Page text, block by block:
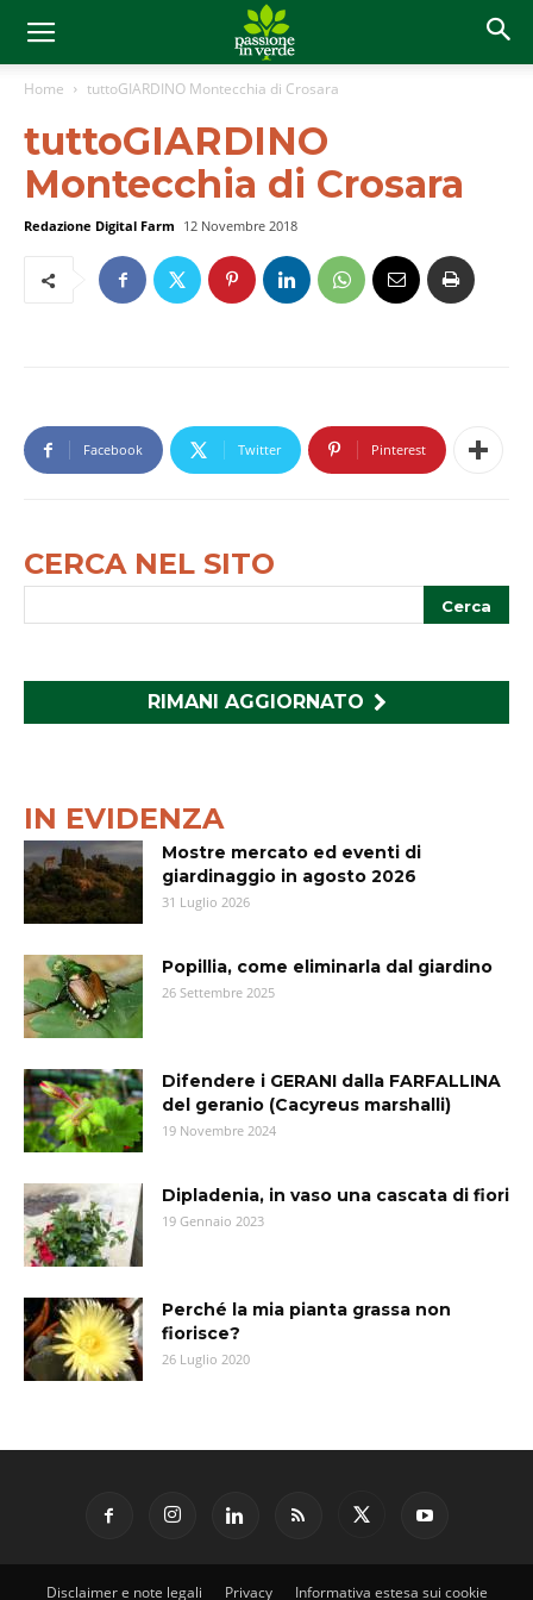
Home tuttoGIARDINO Montecchia di Crosara
tuttoGIARDINO
Montecchia di Crosara
Redazione Digital Farm 12 Novembre 2018
Facebook Twitter Pinterest
CERCA NEL SITO
RIMANI AGGIORNATO
IN EVIDENZA
Mostre mercato ed eventi di
giardinaggio in agosto 2026
31 Luglio 2026
Popillia, come eliminarla dal giardino
26 Settembre 2025
Difendere i GERANI dalla FARFALLINA
del geranio (Cacyreus marshalli)
19 Novembre 2024
Dipladenia, in vaso una cascata di fiori
19 Gennaio 2023
Perché la mia pianta grassa non
fiorisce?
26 Luglio 2020
Disclaimer e note legali Privacy Informativa estesa sui cookie